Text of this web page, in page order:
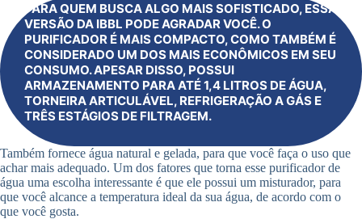
PARA QUEM BUSCA ALGO MAIS SOFISTICADO, ESSA
VERSÃO DA IBBL PODE AGRADAR VOCÊ. O
PURIFICADOR É MAIS COMPACTO, COMO TAMBÉM É
CONSIDERADO UM DOS MAIS ECONÔMICOS EM SEU
CONSUMO. APESAR DISSO, POSSUI
ARMAZENAMENTO PARA ATÉ 1,4 LITROS DE ÁGUA,
TORNEIRA ARTICULÁVEL, REFRIGERAÇÃO A GÁS E
TRÊS ESTÁGIOS DE FILTRAGEM.
Também fornece água natural e gelada, para que você faça o uso que
achar mais adequado. Um dos fatores que torna esse purificador de
água uma escolha interessante é que ele possui um misturador, para
que você alcance a temperatura ideal da sua água, de acordo com o
que você gosta.